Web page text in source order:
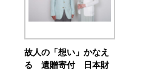
故人の「想い」かなえ
る 遺贈寄付 日本財